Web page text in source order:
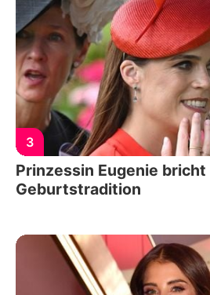
3
Prinzessin Eugenie
Geburtstradition